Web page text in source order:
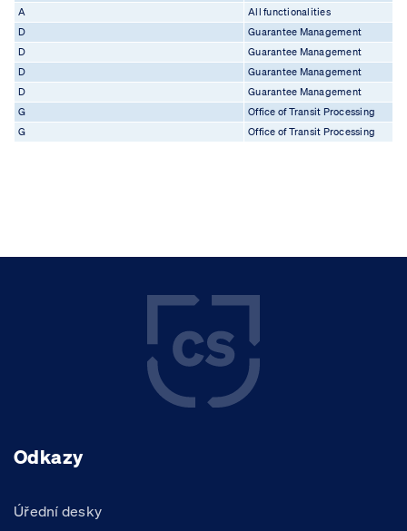
A
All functionalities
D
Guarantee Management
D
Guarantee Management
D
Guarantee Management
D
Guarantee Management
G
Office of Transit Processing
G
Office of Transit Processing
Odkazy
Úřední desky